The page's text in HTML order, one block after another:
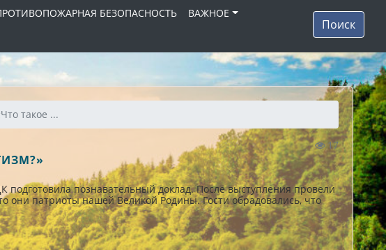
БЕЗОПАСНОСТЬ
ВАЖНОЕ
Поиск
такое ...
17
познавательный доклад. После выступления провели
они патриоты нашей Великой Родины. Гости обрадовались, что